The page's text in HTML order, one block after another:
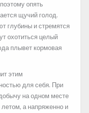
опять
щучий голод.
глубины и стремятся
охотиться целый
плывет кормовая
этим
для себя. При
на одном месте
летом, а напряженно и